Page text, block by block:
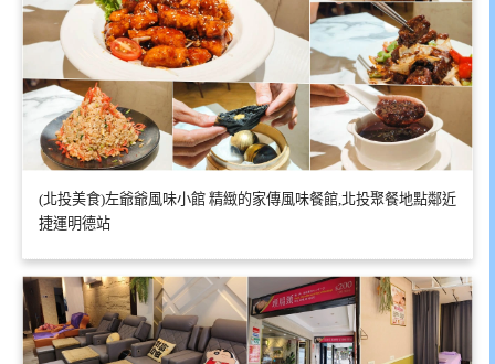
(北投美食)左爺爺風味小館 精緻的家傳風味餐館,北投聚餐地點鄰近
捷運明德站